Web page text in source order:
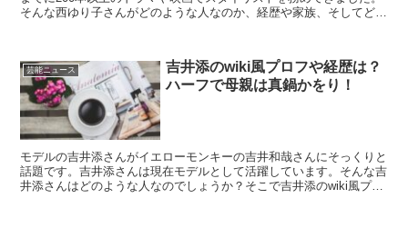
そんな西ゆり子さんがどのような人なのか、経歴や家族、そしてどの
芸能ニュース
吉井添のwiki風プロフや経歴は？
ハーフで母親は真鍋かをり！
モデルの吉井添さんがイエローモンキーの吉井和哉さんにそっくりと
話題です。吉井添さんは現在モデルとして活躍しています。そんな吉
井添さんはどのような人なのでしょうか？そこで吉井添のwiki風プロ